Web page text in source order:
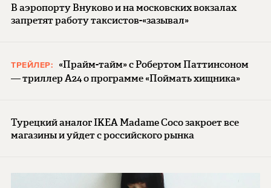
В аэропорту Внуково и на московских вокзалах
запретят работу таксистов-«зазывал»
ТРЕЙЛЕР:
«Прайм-тайм» с Робертом Паттинсоном
— триллер A24 о программе «Поймать хищника»
Турецкий аналог IKEA Madame Coco закроет все
магазины и уйдет с российского рынка